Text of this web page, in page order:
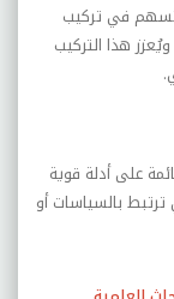
تُسهم في تركيب
هذا التركيب
على أدلة قوية
بالسياسات أو